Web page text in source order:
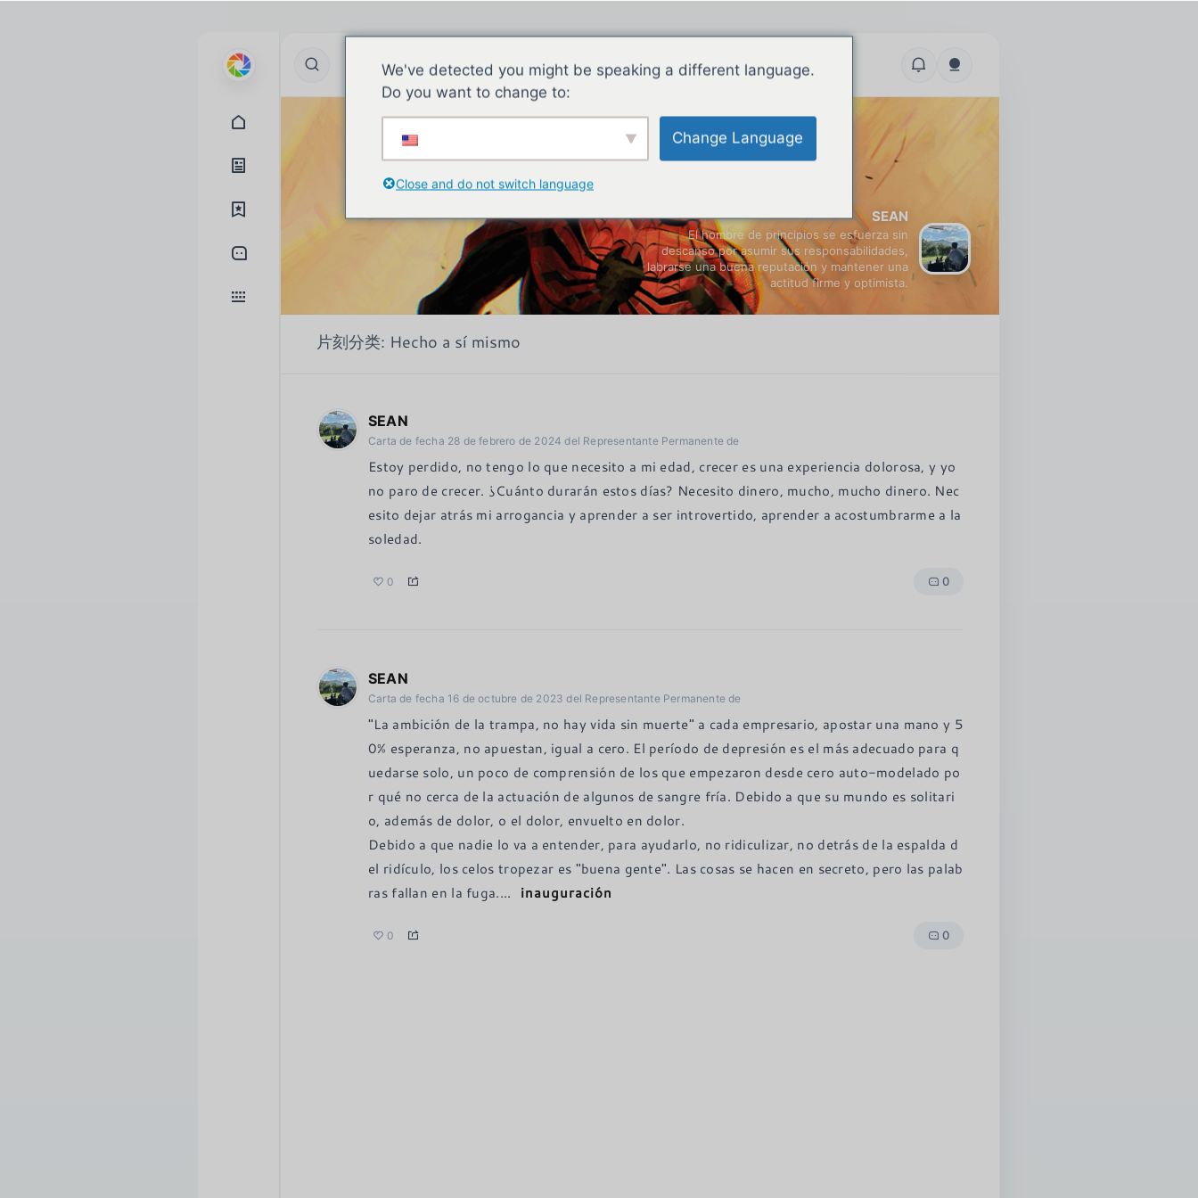
SEAN
El hombre de principios se esfuerza sin
descanso por asumir sus responsabilidades,
labrarse una buena reputación y mantener una
actitud firme y optimista.
片刻分类: Hecho a sí mismo
SEAN
Carta de fecha 28 de febrero de 2024 del Representante Permanente de
Estoy perdido, no tengo lo que necesito a mi edad, crecer es una experiencia dolorosa, y yo
no paro de crecer. ¿Cuánto durarán estos días? Necesito dinero, mucho, mucho dinero. Nec
esito dejar atrás mi arrogancia y aprender a ser introvertido, aprender a acostumbrarme a la
soledad.
0 0
SEAN
Carta de fecha 16 de octubre de 2023 del Representante Permanente de
"La ambición de la trampa, no hay vida sin muerte" a cada empresario, apostar una mano y 5
0% esperanza, no apuestan, igual a cero. El período de depresión es el más adecuado para q
uedarse solo, un poco de comprensión de los que empezaron desde cero auto-modelado po
r qué no cerca de la actuación de algunos de sangre fría. Debido a que su mundo es solitari
o, además de dolor, o el dolor, envuelto en dolor.
Debido a que nadie lo va a entender, para ayudarlo, no ridiculizar, no detrás de la espalda d
el ridículo, los celos tropezar es "buena gente". Las cosas se hacen en secreto, pero las palab
ras fallan en la fuga.... inauguración
0 0
We've detected you might be speaking a different language.
Do you want to change to:
Change Language
Close and do not switch language